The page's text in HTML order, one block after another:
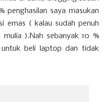
penghasilan saya masukan
emas ( kalau sudah penuh
).Nah sebanyak 10 %
untuk beli laptop dan tidak